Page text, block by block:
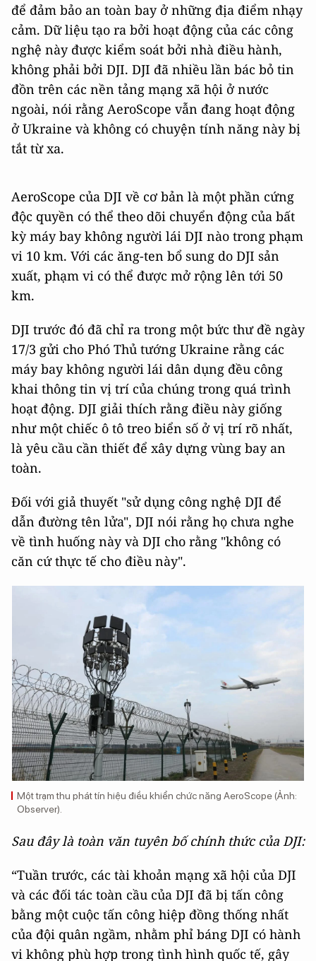
để đảm bảo an toàn bay ở những địa điểm nhạy
cảm. Dữ liệu tạo ra bởi hoạt động của các công
nghệ này được kiểm soát bởi nhà điều hành,
không phải bởi DJI. DJI đã nhiều lần bác bỏ tin
đồn trên các nền tảng mạng xã hội ở nước
ngoài, nói rằng AeroScope vẫn đang hoạt động
ở Ukraine và không có chuyện tính năng này bị
tắt từ xa.
AeroScope của DJI về cơ bản là một phần cứng
độc quyền có thể theo dõi chuyển động của bất
kỳ máy bay không người lái DJI nào trong phạm
vi 10 km. Với các ăng-ten bổ sung do DJI sản
xuất, phạm vi có thể được mở rộng lên tới 50
km.
DJI trước đó đã chỉ ra trong một bức thư đề ngày
17/3 gửi cho Phó Thủ tướng Ukraine rằng các
máy bay không người lái dân dụng đều công
khai thông tin vị trí của chúng trong quá trình
hoạt động. DJI giải thích rằng điều này giống
như một chiếc ô tô treo biển số ở vị trí rõ nhất,
là yêu cầu cần thiết để xây dựng vùng bay an
toàn.
Đối với giả thuyết "sử dụng công nghệ DJI để
dẫn đường tên lửa", DJI nói rằng họ chưa nghe
về tình huống này và DJI cho rằng "không có
căn cứ thực tế cho điều này".
Một trạm thu phát tín hiệu điều khiển chức năng AeroScope (Ảnh:
Observer).
Sau đây là toàn văn tuyên bố chính thức của DJI:
“Tuần trước, các tài khoản mạng xã hội của DJI
và các đối tác toàn cầu của DJI đã bị tấn công
bằng một cuộc tấn công hiệp đồng thống nhất
của đội quân ngầm, nhằm phỉ báng DJI có hành
vi không phù hợp trong tình hình quốc tế, gây